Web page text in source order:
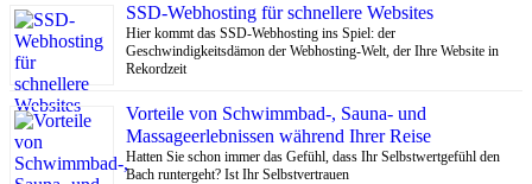
SSD-Webhosting für schnellere Websites
Hier kommt das SSD-Webhosting ins Spiel: der
Geschwindigkeitsdämon der Webhosting-Welt, der Ihre Website in
Rekordzeit
Vorteile von Schwimmbad-, Sauna- und
Massageerlebnissen während Ihrer Reise
Hatten Sie schon immer das Gefühl, dass Ihr Selbstwertgefühl den
Bach runtergeht? Ist Ihr Selbstvertrauen